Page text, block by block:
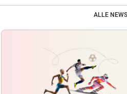
ALLE